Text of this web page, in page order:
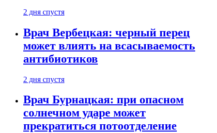
2 дня спустя
Врач Вербецкая: черный перец
может влиять на всасываемость
антибиотиков
2 дня спустя
Врач Бурнацкая: при опасном
солнечном ударе может
прекратиться потоотделение